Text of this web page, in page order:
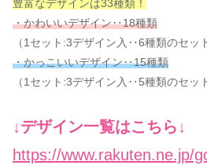
豊富なデザインは33種類！
・かわいいデザイン‥18種類
（1セット:3デザイン入‥6種類のセッ
・かっこいいデザイン‥15種類
（1セット:3デザイン入‥5種類のセッ
↓デザイン一覧はこちら↓
https://www.rakuten.ne.jp/